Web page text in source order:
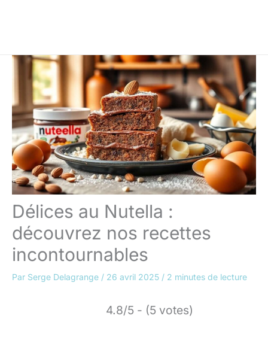
Délices au Nutella :
découvrez nos recettes
incontournables
Par Serge Delagrange / 26 avril 2025 / 2 minutes de lecture
4.8/5 - (5 votes)